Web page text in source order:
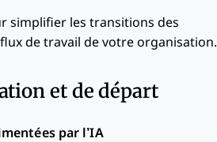
simplifier les transitions des
de travail de votre organisation.
et de départ
par l’IA